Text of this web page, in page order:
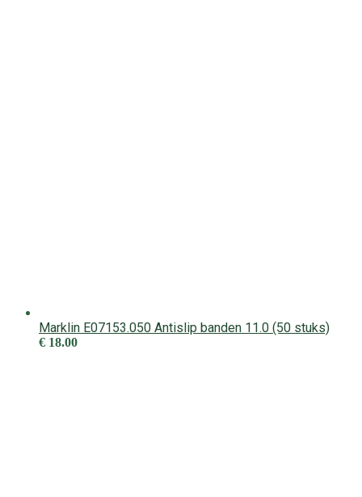
Marklin E07153.050 Antislip banden 11.0 (50 stuks)
€ 18.00